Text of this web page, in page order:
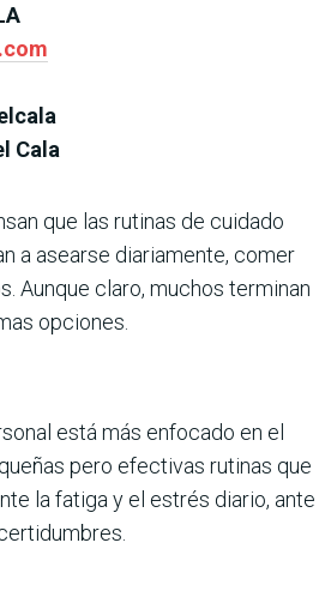
Cala
que las rutinas de cuidado
a asearse diariamente, comer
Aunque claro, muchos terminan
opciones.
está más enfocado en el
pero efectivas rutinas que
la fatiga y el estrés diario, ante